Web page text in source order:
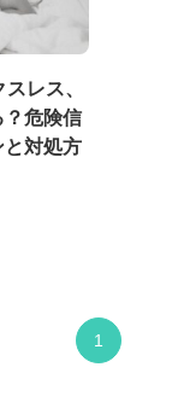
レス、
？危険信
対処方
1